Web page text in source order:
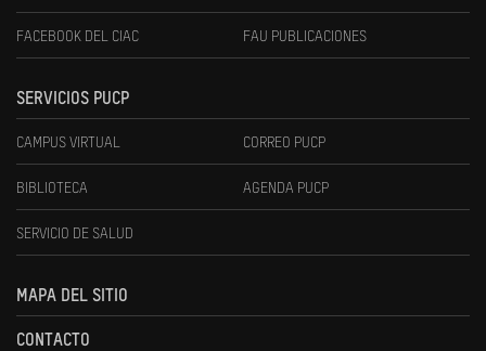
FACEBOOK DEL CIAC FAU PUBLICACIONES
SERVICIOS PUCP
CAMPUS VIRTUAL CORREO PUCP
BIBLIOTECA AGENDA PUCP
SERVICIO DE SALUD
MAPA DEL SITIO
CONTACTO